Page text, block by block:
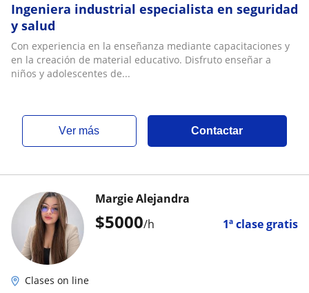
Ingeniera industrial especialista en seguridad
y salud
Con experiencia en la enseñanza mediante capacitaciones y
en la creación de material educativo. Disfruto enseñar a
niños y adolescentes de...
ver más Contactar
$5000/h 1ª clase gratis
Margie Alejandra
Clases on line